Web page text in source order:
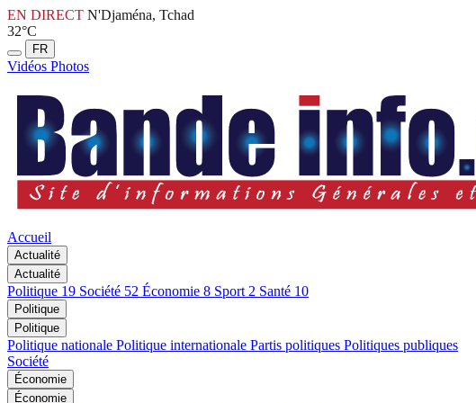
EN DIRECT N'Djaména, Tchad
32°C
FR
Vidéos Photos
Accueil
Actualité
Actualité
Politique 19 Société 52 Économie 8 Sport 2 Santé 10
Politique
Politique
Politique nationale Politique internationale Partis politiques Politiques publiques
Société
Économie
Économie